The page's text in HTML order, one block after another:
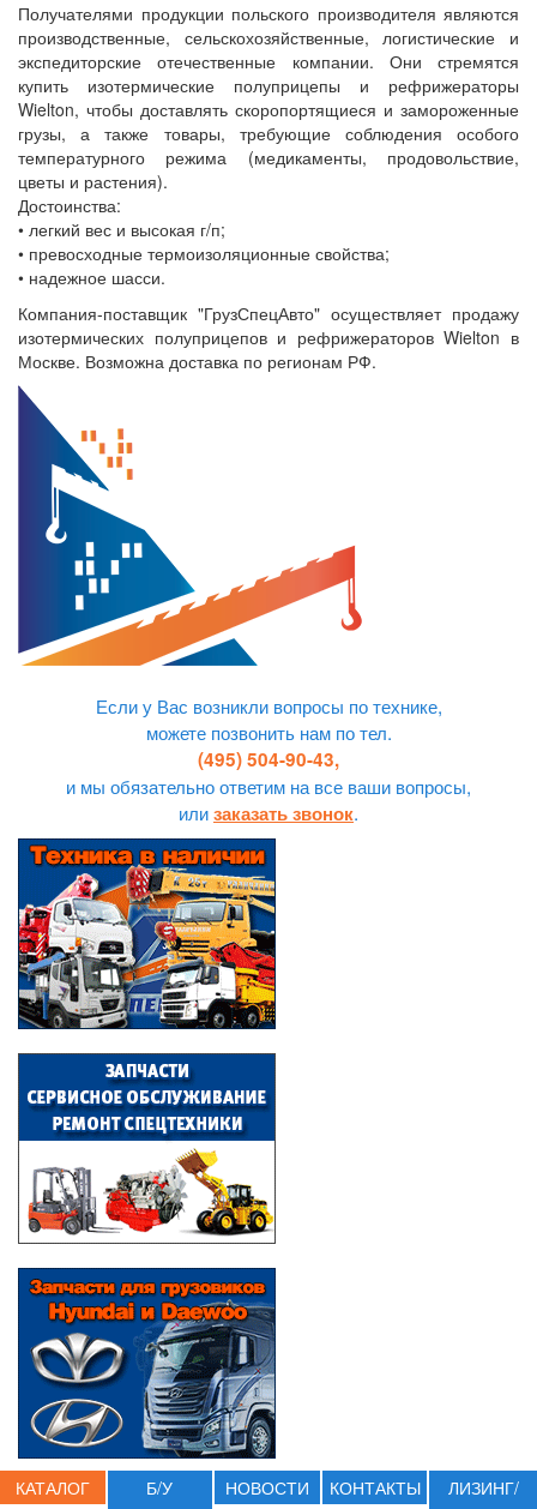
Получателями продукции польского производителя являются
производственные, сельскохозяйственные, логистические и
экспедиторские отечественные компании. Они стремятся
купить изотермические полуприцепы и рефрижераторы
Wielton, чтобы доставлять скоропортящиеся и замороженные
грузы, а также товары, требующие соблюдения особого
температурного режима (медикаменты, продовольствие,
цветы и растения).
Достоинства:
• легкий вес и высокая г/п;
• превосходные термоизоляционные свойства;
• надежное шасси.
Компания-поставщик "ГрузСпецАвто" осуществляет продажу
изотермических полуприцепов и рефрижераторов Wielton в
Москве. Возможна доставка по регионам РФ.
Если у Вас возникли вопросы по технике,
можете позвонить нам по тел.
(495) 504-90-43,
и мы обязательно ответим на все ваши вопросы,
илизаказать звонок.
КАТАЛОГ Б/У НОВОСТИ КОНТАКТЫ ЛИЗИНГ/